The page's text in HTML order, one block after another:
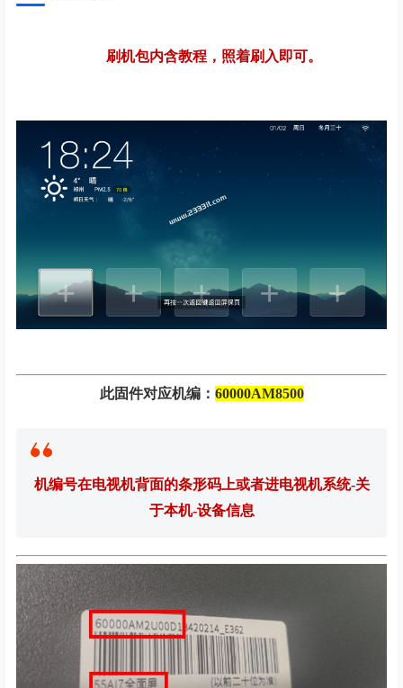
刷机包内含教程，照着刷入即可。
此固件对应机编： 60000AM8500
机编号在电视机背面的条形码上或者进电视机系统-关
于本机-设备信息